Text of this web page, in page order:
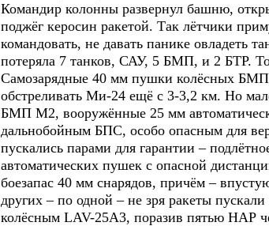
Командир колонны развернул башню,
поджёг керосин ракетой. Так лётчики
командовать, не давать панике овладеть
потеряла 7 танков, САУ, 5 БМП, и 2 БТР.
Самозарядные 40 мм пушки колёсных БМП,
обстреливать Ми-24 ещё с 3-3,2 км. Но
БМП М2, вооружённые 25 мм
дальнобойным БПС, особо опасным для
пускались парами для гарантии –
автоматических пушек с опасной
боезапас 40 мм снарядов, причём –
других – по одной – не зря ракеты
колёсным LAV-25А3, поразив пятью НАР